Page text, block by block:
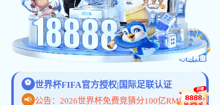
返回首页
球盟会娱乐-江西青春康源集团